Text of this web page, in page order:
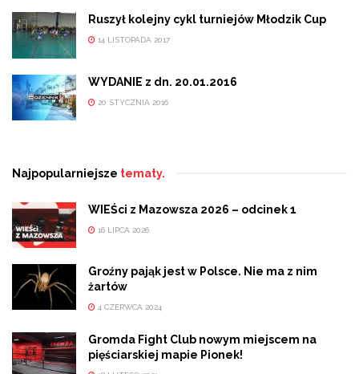
Ruszył kolejny cykl turniejów Młodzik Cup
14 LISTOPADA 2017
WYDANIE z dn. 20.01.2016
20 STYCZNIA 2016
Najpopularniejsze tematy.
WIEŚci z Mazowsza 2026 – odcinek 1
16 LIPCA 2026
Groźny pająk jest w Polsce. Nie ma z nim
żartów
4 CZERWCA 2024
Gromda Fight Club nowym miejscem na
pięściarskiej mapie Pionek!